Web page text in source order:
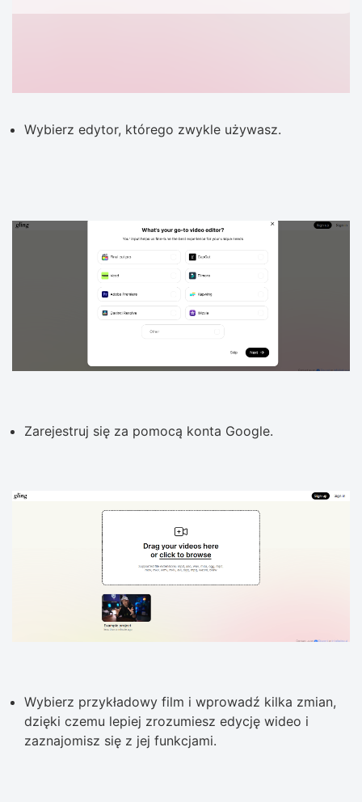
Wybierz edytor, którego zwykle używasz.
Zarejestruj się za pomocą konta Google.
Wybierz przykładowy film i wprowadź kilka zmian,
dzięki czemu lepiej zrozumiesz edycję wideo i
zaznajomisz się z jej funkcjami.